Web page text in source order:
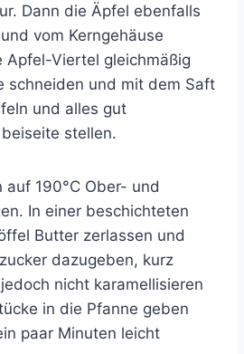
Dann die Äpfel ebenfalls
vom Kerngehäuse
Apfel-Viertel gleichmäßig
schneiden und mit dem Saft
und alles gut
stellen.
auf 190°C Ober- und
In einer beschichteten
Butter zerlassen und
dazugeben, kurz
nicht karamellisieren
in die Pfanne geben
paar Minuten leicht